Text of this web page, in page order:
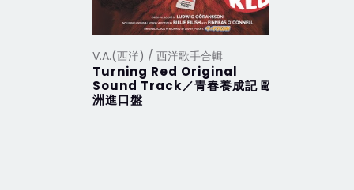
V.A.(西洋) / 西洋歌手合輯
Turning Red Original
Sound Track／青春養成記 歐
洲進口盤